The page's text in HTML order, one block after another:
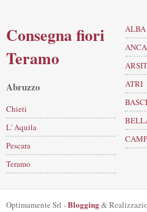
Consegna fiori
Teramo
Abruzzo
Chieti
L' Aquila
Pescara
Teramo
ATRI
Optimamente Srl -Blogging&